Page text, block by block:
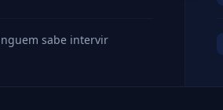
sabe intervir